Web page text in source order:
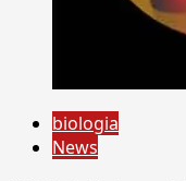
biologia
News